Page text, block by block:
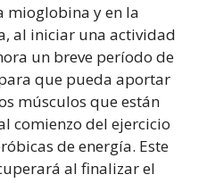
mioglobina y en la
al iniciar una actividad
un breve período de
que pueda aportar
músculos que están
comienzo del ejercicio
de energía. Este
al finalizar el